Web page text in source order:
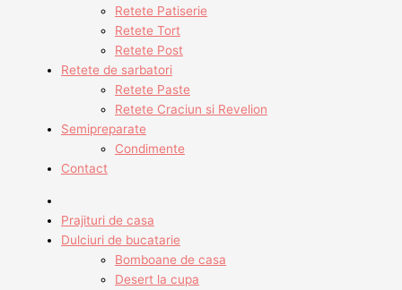
Retete Patiserie
Retete Tort
Retete Post
Retete de sarbatori
Retete Paste
Retete Craciun si Revelion
Semipreparate
Condimente
Contact
Prajituri de casa
Dulciuri de bucatarie
Bomboane de casa
Desert la cupa